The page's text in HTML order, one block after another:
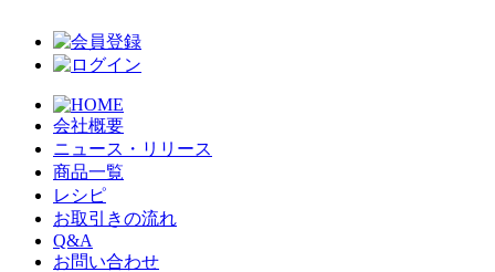
会社概要
ニュース・リリース
商品一覧
レシピ
お取引きの流れ
Q&A
お問い合わせ